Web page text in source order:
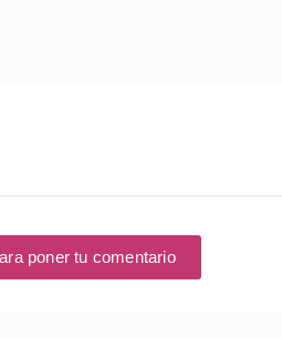
poner tu comentario